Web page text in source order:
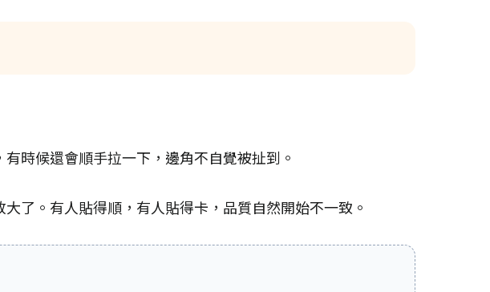
時候還會順手拉一下，邊角不自覺被扯到。
了。有人貼得順，有人貼得卡，品質自然開始不一致。